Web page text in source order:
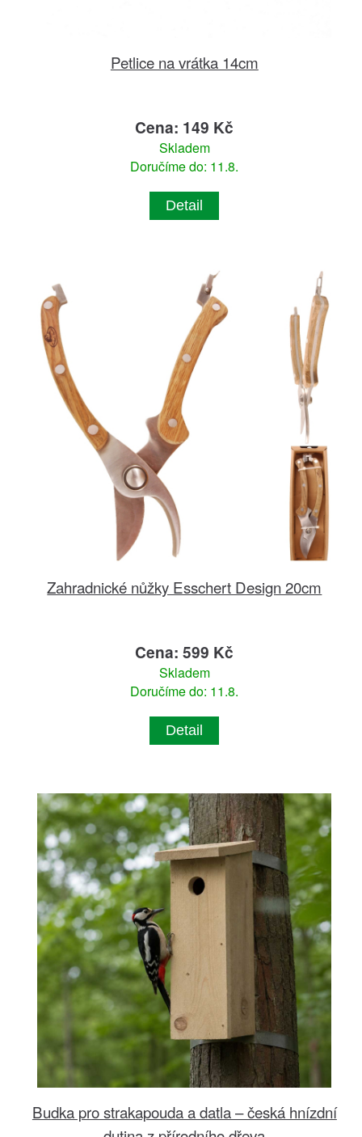
Petlice na vrátka 14cm
Cena: 149 Kč
Skladem
Doručíme do: 11.8.
Detail
Zahradnické nůžky Esschert Design 20cm
Cena: 599 Kč
Skladem
Doručíme do: 11.8.
Detail
Budka pro strakapouda a datla – česká hnízdní